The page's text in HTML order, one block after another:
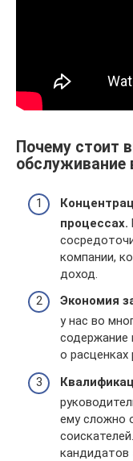
Почему стоит
обслуживание
процессах.
компании,
доход.
Экономия
у нас во
содержание
о
ему сложно
кандидатов